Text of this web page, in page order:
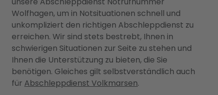
Wolfhagen, um in Notsituationen schnell und
unkompliziert den richtigen Abschleppdienst zu
erreichen. Wir sind stets bestrebt, Ihnen in
schwierigen Situationen zur Seite zu stehen und
Ihnen die Unterstützung zu bieten, die Sie
benötigen. Gleiches gilt selbstverständlich auch
für Abschleppdienst Volkmarsen.